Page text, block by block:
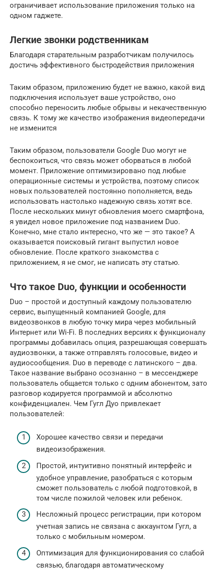
ограничивает использование приложения только на
одном гаджете.
Легкие звонки родственникам
Благодаря старательным разработчикам получилось
достичь эффективного быстродействия приложения
Таким образом, приложению будет не важно, какой вид
подключения использует ваше устройство, оно
способно переносить любые обрывы и некачественную
связь. К тому же качество изображения видеопередачи
не изменится
Таким образом, пользователи Google Duo могут не
беспокоиться, что связь может оборваться в любой
момент. Приложение оптимизировано под любые
операционные системы и устройства, поэтому список
новых пользователей постоянно пополняется, ведь
использовать настолько надежную связь хотят все.
После нескольких минут обновления моего смартфона,
я увидел новое приложение под названием Duo.
Конечно, мне стало интересно, что же — это такое? А
оказывается поисковый гигант выпустил новое
обновление. После краткого знакомства с
приложением, я не смог, не написать эту статью.
Что такое Duo, функции и особенности
Duo – простой и доступный каждому пользователю
сервис, выпущенный компанией Google, для
видеозвонков в любую точку мира через мобильный
Интернет или Wi-Fi. В последних версиях к функционалу
программы добавилась опция, разрешающая совершать
аудиозвонки, а также отправлять голосовые, видео и
аудиосообщения. Duo в переводе с латинского – два.
Такое название выбрано осознанно – в мессенджере
пользователь общается только с одним абонентом, зато
разговор кодируется программой и абсолютно
конфиденциален. Чем Гугл Дуо привлекает
пользователей:
Хорошее качество связи и передачи
видеоизображения.
Простой, интуитивно понятный интерфейс и
удобное управление, разобраться с которым
сможет пользователь с любой подготовкой, в
том числе пожилой человек или ребенок.
Несложный процесс регистрации, при котором
учетная запись не связана с аккаунтом Гугл, а
только с мобильным номером.
Оптимизация для функционирования со слабой
связью, благодаря автоматическому